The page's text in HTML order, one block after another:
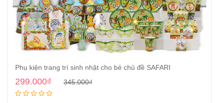
Phụ kiện trang trí sinh nhật cho bé chủ đề SAFARI
345.000₫
299.000₫